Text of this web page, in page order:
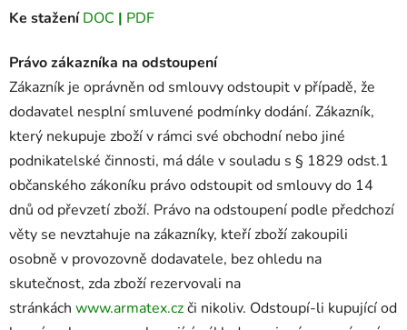
Ke stažení DOC | PDF
Právo zákazníka na odstoupení
Zákazník je oprávněn od smlouvy odstoupit v případě, že
dodavatel nesplní smluvené podmínky dodání. Zákazník,
který nekupuje zboží v rámci své obchodní nebo jiné
podnikatelské činnosti, má dále v souladu s § 1829 odst.1
občanského zákoníku právo odstoupit od smlouvy do 14
dnů od převzetí zboží. Právo na odstoupení podle předchozí
věty se nevztahuje na zákazníky, kteří zboží zakoupili
osobně v provozovně dodavatele, bez ohledu na
skutečnost, zda zboží rezervovali na
stránkách www.armatex.czči nikoliv. Odstoupí-li kupující od